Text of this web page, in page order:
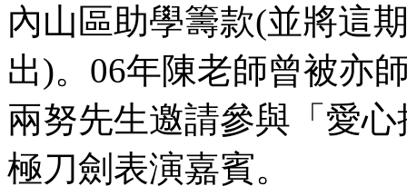
內山區助學籌款(並將這
出)。06年陳老師曾被亦
兩努先生邀請參與「愛
極刀劍表演嘉賓。